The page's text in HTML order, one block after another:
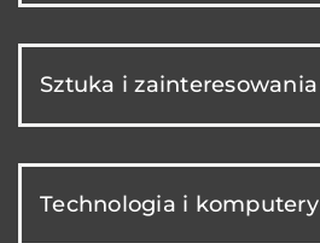
Sztuka i zainteresowania
Technologia i komputery